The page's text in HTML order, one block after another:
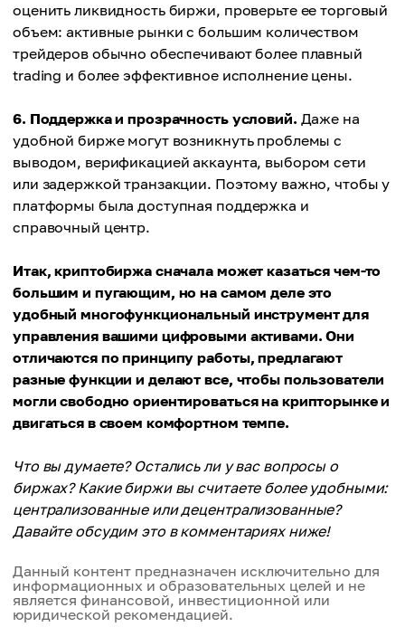
оценить ликвидность биржи, проверьте ее торговый
объем: активные рынки с большим количеством
трейдеров обычно обеспечивают более плавный
trading и более эффективное исполнение цены.
6. Поддержка и прозрачность условий. Даже на
удобной бирже могут возникнуть проблемы с
выводом, верификацией аккаунта, выбором сети
или задержкой транзакции. Поэтому важно, чтобы у
платформы была доступная поддержка и
справочный центр.
Итак, криптобиржа сначала может казаться чем-то
большим и пугающим, но на самом деле это
удобный многофункциональный инструмент для
управления вашими цифровыми активами. Они
отличаются по принципу работы, предлагают
разные функции и делают все, чтобы пользователи
могли свободно ориентироваться на крипторынке и
двигаться в своем комфортном темпе.
Что вы думаете? Остались ли у вас вопросы о
биржах? Какие биржи вы считаете более удобными:
централизованные или децентрализованные?
Давайте обсудим это в комментариях ниже!
Данный контент предназначен исключительно для
информационных и образовательных целей и не
является финансовой, инвестиционной или
юридической рекомендацией.